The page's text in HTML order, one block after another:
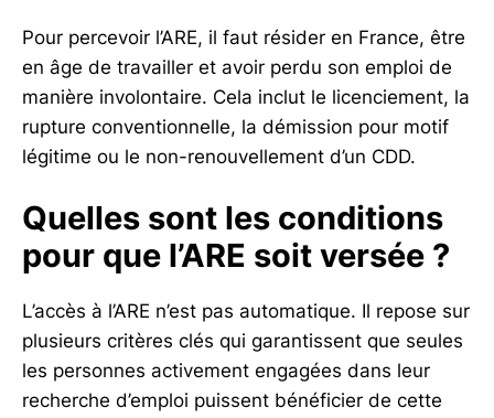
Pour percevoir l’ARE, il faut résider en France, être
en âge de travailler et avoir perdu son emploi de
manière involontaire. Cela inclut le licenciement, la
rupture conventionnelle, la démission pour motif
légitime ou le non-renouvellement d’un CDD.
Quelles sont les conditions
pour que l’ARE soit versée ?
L’accès à l’ARE n’est pas automatique. Il repose sur
plusieurs critères clés qui garantissent que seules
les personnes activement engagées dans leur
recherche d’emploi puissent bénéficier de cette